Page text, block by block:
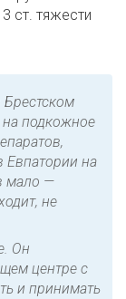
ст. тяжести
на подкожное
Евпатории на
мало —
не
Он
центре с
и принимать